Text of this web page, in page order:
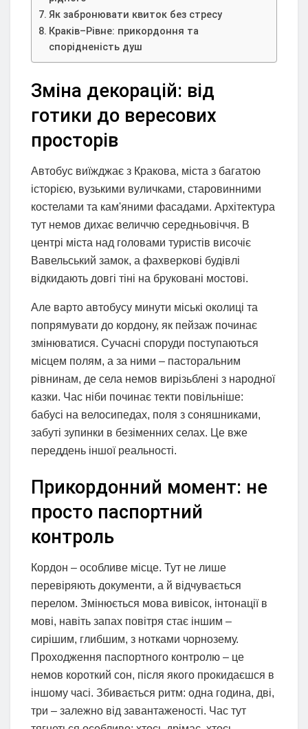
Як забронювати квиток без стресу
Краків–Рівне: прикордоння та
спорідненість душ
Зміна декорацій: від
готики до вересових
просторів
Автобус виїжджає з Кракова, міста з багатою
історією, вузькими вуличками, старовинними
костелами та кам'яними фасадами. Архітектура
тут немов дихає величчю середньовіччя. В
центрі міста над головами туристів височіє
Вавельський замок, а фахверкові будівлі
відкидають довгі тіні на бруковані мостові.
Але варто автобусу минути міські околиці та
попрямувати до кордону, як пейзаж починає
змінюватися. Сучасні споруди поступаються
місцем полям, а за ними – пасторальним
рівнинам, де села немов вирізьблені з народної
казки. Час ніби починає текти повільніше:
бабусі на велосипедах, поля з соняшниками,
забуті зупинки в безіменних селах. Це вже
переддень іншої реальності.
Прикордонний момент: не
просто паспортний
контроль
Кордон – особливе місце. Тут не лише
перевіряють документи, а й відчувається
перелом. Змінюється мова вивісок, інтонації в
мові, навіть запах повітря стає іншим –
сирішим, глибшим, з нотками чорнозему.
Проходження паспортного контролю – це
немов короткий сон, після якого прокидаєшся в
іншому часі. Збивається ритм: одна година, дві,
три – залежно від завантаженості. Час тут